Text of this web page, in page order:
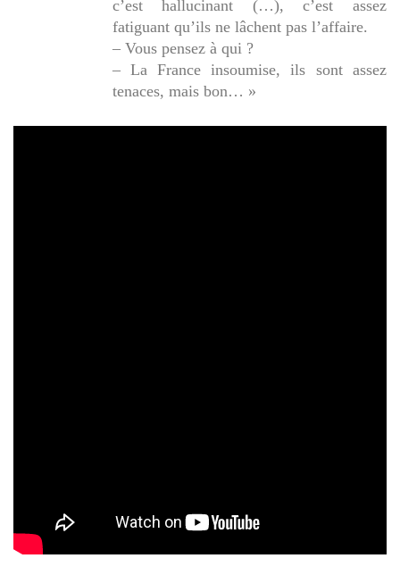
c’est hallucinant (…), c’est assez
fatiguant qu’ils ne lâchent pas l’affaire.
– Vous pensez à qui ?
– La France insoumise, ils sont assez
tenaces, mais bon… »